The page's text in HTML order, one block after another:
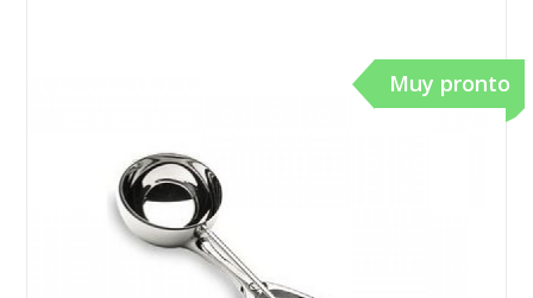
Muy pronto